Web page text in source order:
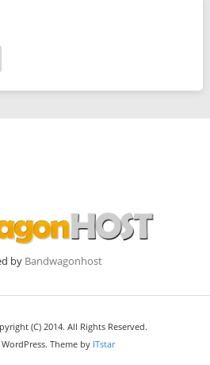
by Bandwagonhost
(C) 2014. All Rights Reserved.
Theme by ITstar